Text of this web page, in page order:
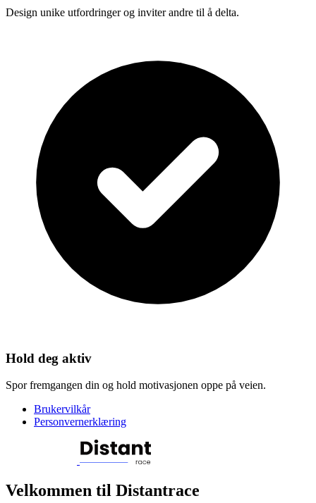
Design unike utfordringer og inviter andre til å delta.
Hold deg aktiv
Spor fremgangen din og hold motivasjonen oppe på veien.
Brukervilkår
Personvernerklæring
Velkommen til Distantrace